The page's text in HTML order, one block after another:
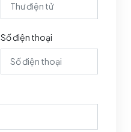
Số điện thoại